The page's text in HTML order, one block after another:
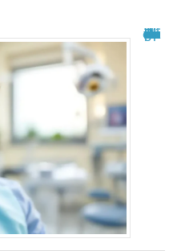
Philippe Bilger malade du cancer : un combat dévoilé